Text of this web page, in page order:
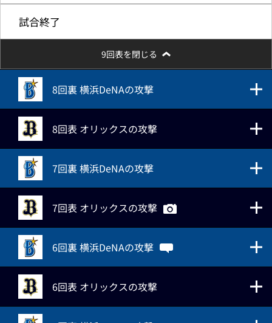
試合終了
9回表を閉じる
8回裏 横浜DeNAの攻撃
8回表 オリックスの攻撃
7回裏 横浜DeNAの攻撃
7回表 オリックスの攻撃
6回裏 横浜DeNAの攻撃
6回表 オリックスの攻撃